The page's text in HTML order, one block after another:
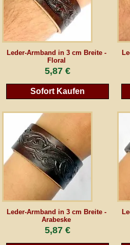
Leder-Armband in 3 cm Breite -
Floral
5,87 €
Sofort Kaufen
Leder-Armband in 3 cm Breite -
Arabeske
5,87 €
Vertrag
*Alle Preise inkl. MwSt., inkl.
eventueller Zölle (bei Nicht-EU-Ländern).
bisherigen Preis bei peraperis.com.